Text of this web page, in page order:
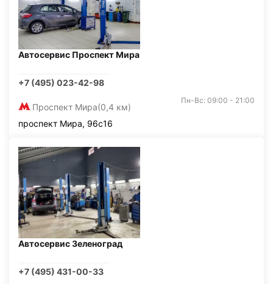
Автосервис Проспект Мира
+7 (495) 023-42-98
Проспект Мира(0,4 км)
Пн-Вс: 09:00 - 21:00
проспект Мира, 96с16
Автосервис Зеленоград
+7 (495) 431-00-33